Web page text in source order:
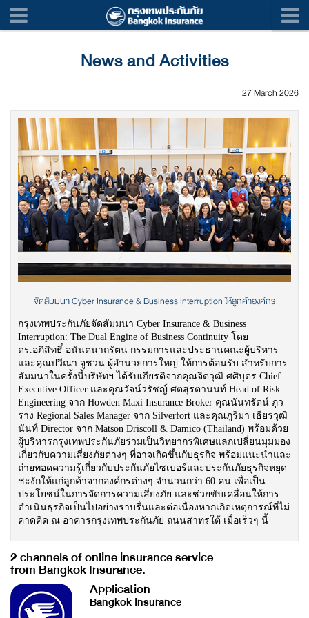
News and Activities
27 March 2026
จัดสัมมนา Cyber Insurance & Business Interruption ให้ลูกค้าองค์กร
กรุงเทพประกันภัยจัดสัมมนา Cyber Insurance & Business
Interruption: The Dual Engine of Business Continuity โดย
ดร.อภิสิทธิ์ อนันตนาถรัตน กรรมการและประธานคณะผู้บริหาร
และคุณปวีณา จูชวน ผู้อำนวยการใหญ่ ให้การต้อนรับ สำหรับการ
สัมมนาในครั้งนี้บริษัทฯ ได้รับเกียรติจากคุณจิตวุฒิ ศศิบุตร Chief
Executive Officer และคุณวัจน์วรัชญ์ ศตสุรตานนท์ Head of Risk
Engineering จาก Howden Maxi Insurance Broker คุณนันทรัตน์ ภูว
ราง Regional Sales Manager จาก Silverfort และคุณภูริมา เธียรวุฒิ
นันท์ Director จาก Matson Driscoll & Damico (Thailand) พร้อมด้วย
ผู้บริหารกรุงเทพประกันภัยร่วมเป็นวิทยากรพิเศษแลกเปลี่ยนมุมมอง
เกี่ยวกับความเสี่ยงภัยต่างๆ ที่อาจเกิดขึ้นกับธุรกิจ พร้อมแนะนำและ
ถ่ายทอดความรู้เกี่ยวกับประกันภัยไซเบอร์และประกันภัยธุรกิจหยุด
ชะงักให้แก่ลูกค้าจากองค์กรต่างๆ จำนวนกว่า 60 คน เพื่อเป็น
ประโยชน์ในการจัดการความเสี่ยงภัย และช่วยขับเคลื่อนให้การ
ดำเนินธุรกิจเป็นไปอย่างราบรื่นและต่อเนื่องหากเกิดเหตุการณ์ที่ไม่
คาดคิด ณ อาคารกรุงเทพประกันภัย ถนนสาทรใต้ เมื่อเร็วๆ นี้
2 channels of online insurance service
from Bangkok Insurance.
Application
Bangkok Insurance